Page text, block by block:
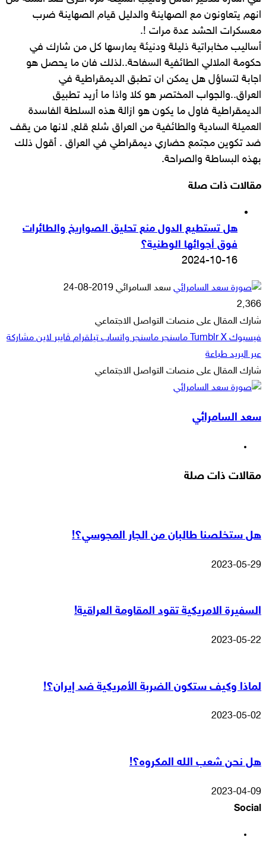
انهم يتعاونون مع الصهاينة والدليل قيام الصهاينة ضرب
معسكرات الحشد عدة مرات !.
أساليب مخابراتية ذليلة ودنيئة يمارسها كل من شارك في
حكومة الملالي الطائفية السفاحة..لذلك فان ما يحصل هو
اجابة لتساؤل هل يمكن ان تطبق الديمقراطية في
العراق..والجواب المختصر هو كلا واذا ما أريد تطبيق
الديمقراطية فاول ما يكون هو ازالة هذه السلطة الفاسدة
العميلة السادية والطائفية من العراق شلع قلع, لانها من يقف
ضد تكوين مجتمع حضاري ديمقراطي في العراق . أقول ذلك
بهذه البساطة والصراحة.
مقالات ذات صلة
هل تستطيع الدول منع تحليق الصواريخ والطائرات
فوق أجوائها الوطنية؟
2024-10-16
سعد السامرائي أرسل
إلكترونيا
2019-08-24
2٬366
شارك المقال على منصات التواصل الاجتماعي
فيسبوك ‫X ماسنجر ماسنجر واتساب تيلقرام ڤايبر لاين مشاركة
عبر البريد طباعة
شارك المقال على منصات التواصل الاجتماعي
فيسبوك
‫X
ماسنجر
ماسنجر
واتساب
تيلقرام
ڤايبر
لاين
مشاركة
البريد
طباعة
سعد السامرائي
مقالات ذات صلة
هل ستخلصنا طالبان من الجار المجوسي؟!
2023-05-29
السفيرة الامريكية تقود المقاومة العراقية!
2023-05-22
لماذا وكيف ستكون الضربة الأمريكية ضد إيران؟!
2023-05-02
هل نحن شعب الله المكروه؟!
2023-04-09
Social